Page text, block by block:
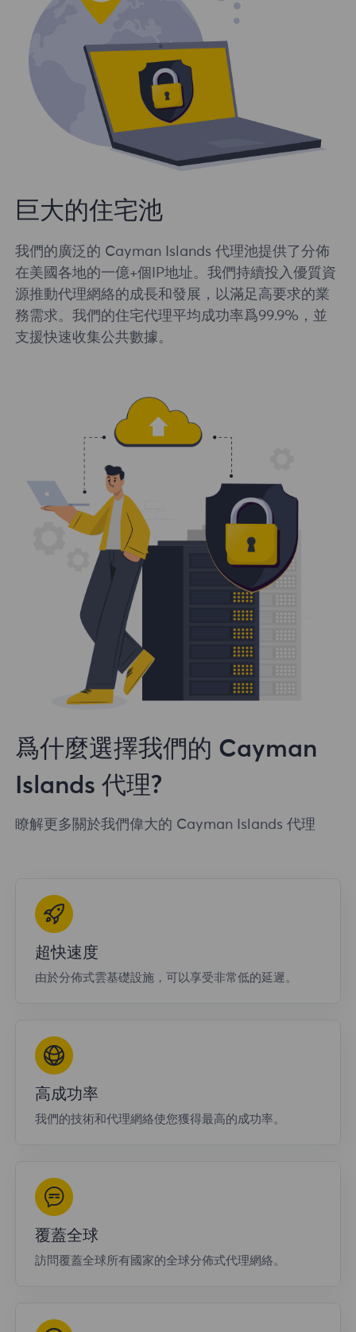
巨大的住宅池
我們的廣泛的 Cayman Islands 代理池提供了分佈
在美國各地的一億+個IP地址。我們持續投入優質資
源推動代理網絡的成長和發展，以滿足高要求的業
務需求。我們的住宅代理平均成功率爲99.9%，並
支援快速收集公共數據。
爲什麼選擇我們的 Cayman
Islands 代理?
瞭解更多關於我們偉大的 Cayman Islands 代理
超快速度
由於分佈式雲基礎設施，可以享受非常低的延遲。
高成功率
我們的技術和代理網絡使您獲得最高的成功率。
覆蓋全球
訪問覆蓋全球所有國家的全球分佈式代理網絡。